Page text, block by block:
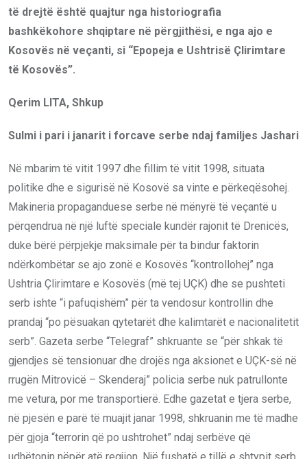
të drejtë është quajtur nga historiografia
bashkëkohore shqiptare në përgjithësi, e nga ajo e
Kosovës në veçanti, si “Epopeja e Ushtrisë Çlirimtare
të Kosovës”.
Qerim LITA, Shkup
Sulmi i pari i janarit i forcave serbe ndaj familjes Jashari
Në mbarim të vitit 1997 dhe fillim të vitit 1998, situata
politike dhe e sigurisë në Kosovë sa vinte e përkeqësohej.
Makineria propaganduese serbe në mënyrë të veçantë u
përqendrua në një luftë speciale kundër rajonit të Drenicës,
duke bërë përpjekje maksimale për ta bindur faktorin
ndërkombëtar se ajo zonë e Kosovës “kontrollohej” nga
Ushtria Çlirimtare e Kosovës (më tej UÇK) dhe se pushteti
serb ishte “i pafuqishëm” për ta vendosur kontrollin dhe
prandaj “po pësuakan qytetarët dhe kalimtarët e nacionalitetit
serb”. Gazeta serbe “Telegraf” shkruante se “për shkak të
gjendjes së tensionuar dhe drojës nga aksionet e UÇK-së në
rrugën Mitrovicë – Skenderaj” policia serbe nuk patrullonte
me vetura, por me transportierë. Edhe gazetat e tjera serbe,
në pjesën e parë të muajit janar 1998, shkruanin me të madhe
për gjoja “terrorin që po ushtrohet” ndaj serbëve që
udhëtonin nëpër atë regjion. Një fushatë e tillë e shtypit serb,